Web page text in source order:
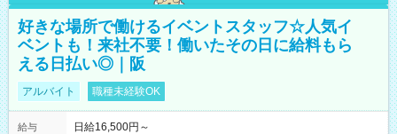
好きな場所で働けるイベントスタッフ☆人気イ
ベントも！来社不要！働いたその日に給料もら
える日払い◎｜阪
アルバイト 職種未経験OK
給与
日給16,500円～